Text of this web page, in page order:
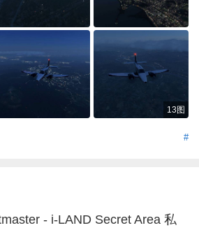
13图
#
- i-LAND Secret Area 私